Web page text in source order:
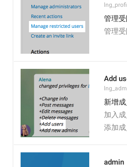
管理
管理
Add
新增
加入
添加
admin